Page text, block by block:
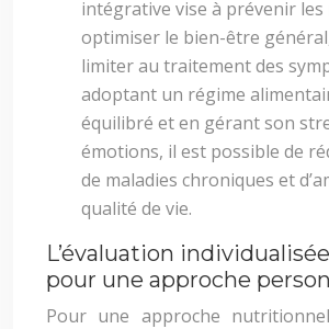
intégrative vise à prévenir les
optimiser le bien-être
limiter au traitement des
adoptant un régime
équilibré et en gérant son
émotions, il est possible de
de maladies chroniques et
qualité de vie.
L’évaluation
pour une approche
Pour une approche